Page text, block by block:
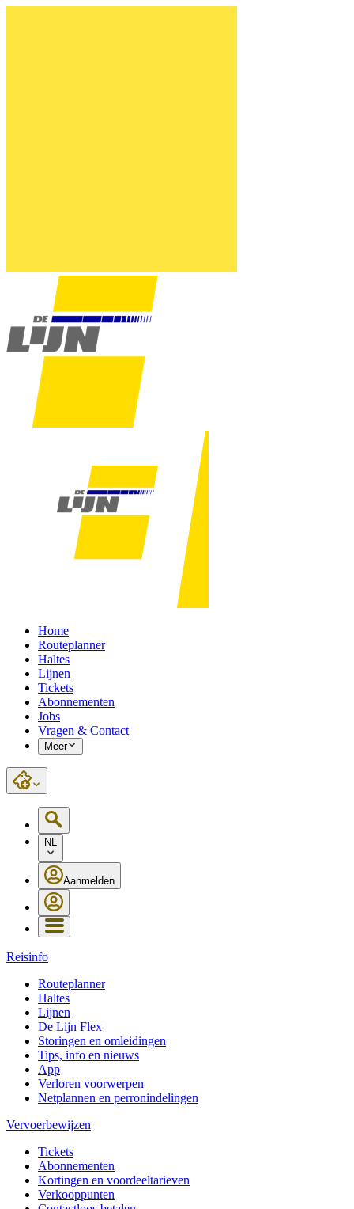
Home
Routeplanner
Haltes
Lijnen
Tickets
Abonnementen
Jobs
Vragen & Contact
Meer
NL
Aanmelden
Reisinfo
Routeplanner
Haltes
Lijnen
De Lijn Flex
Storingen en omleidingen
Tips, info en nieuws
App
Verloren voorwerpen
Netplannen en perronindelingen
Vervoerbewijzen
Tickets
Abonnementen
Kortingen en voordeeltarieven
Verkooppunten